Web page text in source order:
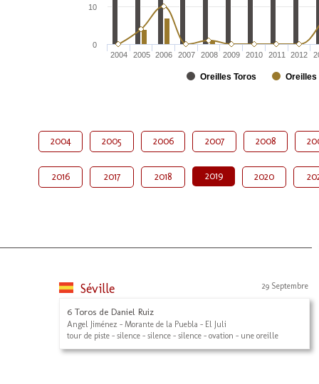
Oreilles Toros Oreilles
2004 2005 2006 2007 2008 2009 2010 2011 2012
0
10
2004 2005 2006 2007 2008
2016 2017 2018 2019 2020
Séville 29 Septembre
6 Toros de Daniel Ruiz
Angel Jiménez - Morante de la Puebla - El Juli
tour de piste - silence - silence - silence - ovation - une oreille